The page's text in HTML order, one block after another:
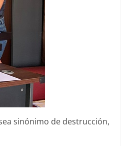
sinónimo de destrucción,